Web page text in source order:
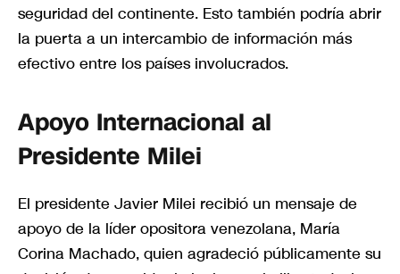
seguridad del continente. Esto también podría abrir
la puerta a un intercambio de información más
efectivo entre los países involucrados.
Apoyo Internacional al
Presidente Milei
El presidente Javier Milei recibió un mensaje de
apoyo de la líder opositora venezolana, María
Corina Machado, quien agradeció públicamente su